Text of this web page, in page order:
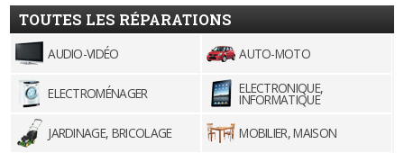
TOUTES LES RÉPARATIONS
AUDIO-VIDÉO AUTO-MOTO
ELECTROMÉNAGER ELECTRONIQUE,
INFORMATIQUE
JARDINAGE, BRICOLAGE
MOBILIER, MAISON